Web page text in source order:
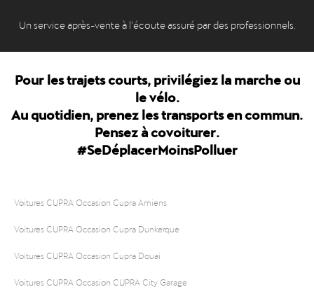
Un service après-vente à l’écoute assuré par des professionnels.
Pour les trajets courts, privilégiez la marche ou
le vélo.
Au quotidien, prenez les transports en commun.
Pensez à covoiturer.
#SeDéplacerMoinsPolluer
Voitures CUPRA Occasion Cupra Amiens
Voitures CUPRA Occasion Cupra Dunkerque
Voitures CUPRA Occasion Cupra Douai
Voitures CUPRA Occasion CUPRA City Garage